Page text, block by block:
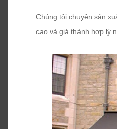
Chúng tôi chuyên sản
cao và giá thành hợp lý